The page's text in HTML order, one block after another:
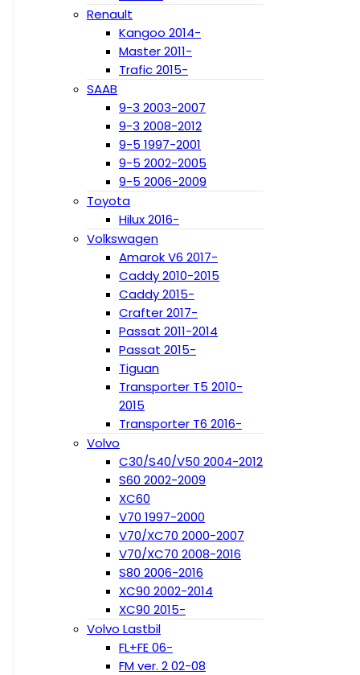
Renault
Kangoo 2014-
Master 2011-
Trafic 2015-
SAAB
9-3 2003-2007
9-3 2008-2012
9-5 1997-2001
9-5 2002-2005
9-5 2006-2009
Toyota
Hilux 2016-
Volkswagen
Amarok V6 2017-
Caddy 2010-2015
Caddy 2015-
Crafter 2017-
Passat 2011-2014
Passat 2015-
Tiguan
Transporter T5 2010-
2015
Transporter T6 2016-
Volvo
C30/S40/V50 2004-2012
S60 2002-2009
XC60
V70 1997-2000
V70/XC70 2000-2007
V70/XC70 2008-2016
S80 2006-2016
XC90 2002-2014
XC90 2015-
Volvo Lastbil
FL+FE 06-
FM ver. 2 02-08